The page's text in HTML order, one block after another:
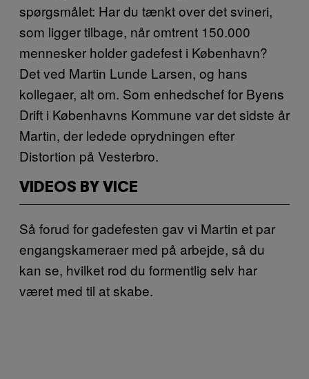
spørgsmålet: Har du tænkt over det svineri,
som ligger tilbage, når omtrent 150.000
mennesker holder gadefest i København?
Det ved Martin Lunde Larsen, og hans
kollegaer, alt om. Som enhedschef for Byens
Drift i Københavns Kommune var det sidste år
Martin, der ledede oprydningen efter
Distortion på Vesterbro.
VIDEOS BY VICE
Så forud for gadefesten gav vi Martin et par
engangskameraer med på arbejde, så du
kan se, hvilket rod du formentlig selv har
været med til at skabe.